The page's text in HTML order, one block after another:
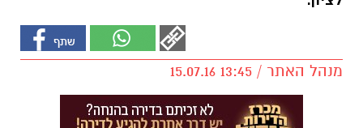
מנהל האתר / 13:45 15.07.16